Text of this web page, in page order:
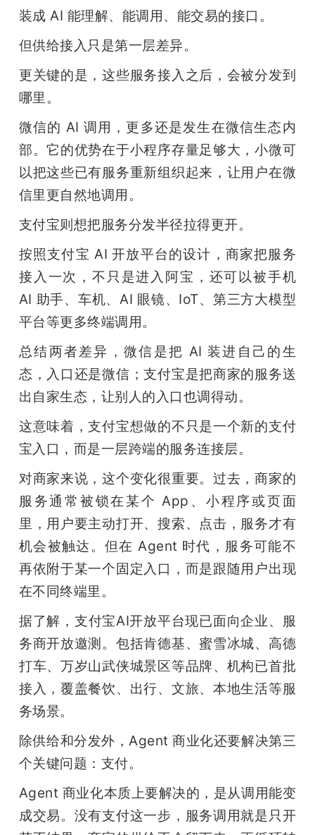
装成 AI 能理解、能调用、能交易的接口。
但供给接入只是第一层差异。
更关键的是，这些服务接入之后，会被分发到
哪里。
微信的 AI 调用，更多还是发生在微信生态内
部。它的优势在于小程序存量足够大，小微可
以把这些已有服务重新组织起来，让用户在微
信里更自然地调用。
支付宝则想把服务分发半径拉得更开。
按照支付宝 AI 开放平台的设计，商家把服务
接入一次，不只是进入阿宝，还可以被手机
AI 助手、车机、AI 眼镜、IoT、第三方大模型
平台等更多终端调用。
总结两者差异，微信是把 AI 装进自己的生
态，入口还是微信；支付宝是把商家的服务送
出自家生态，让别人的入口也调得动。
这意味着，支付宝想做的不只是一个新的支付
宝入口，而是一层跨端的服务连接层。
对商家来说，这个变化很重要。过去，商家的
服务通常被锁在某个 App、小程序或页面
里，用户要主动打开、搜索、点击，服务才有
机会被触达。但在 Agent 时代，服务可能不
再依附于某一个固定入口，而是跟随用户出现
在不同终端里。
据了解，支付宝AI开放平台现已面向企业、服
务商开放邀测。包括肯德基、蜜雪冰城、高德
打车、万岁山武侠城景区等品牌、机构已首批
接入，覆盖餐饮、出行、文旅、本地生活等服
务场景。
除供给和分发外，Agent 商业化还要解决第三
个关键问题：支付。
Agent 商业化本质上要解决的，是从调用能变
成交易。没有支付这一步，服务调用就是只开